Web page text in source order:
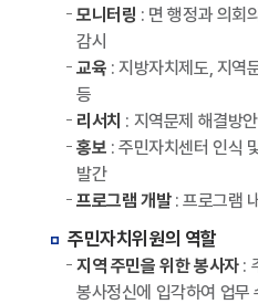
모니터링 : 면 행정과 의회
감시
교육 : 지방자치제도, 지역
등
리서치 : 지역문제 해결방
홍보 : 주민자치센터 인식
발간
프로그램 개발: 프로그램
주민자치위원의 역할
지역 주민을 위한 봉사자:
봉사정신에 입각하여 업무